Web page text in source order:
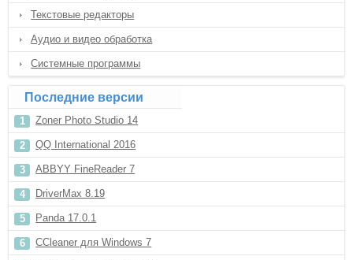
Текстовые редакторы
Аудио и видео обработка
Системные программы
Последние версии
Zoner Photo Studio 14
QQ International 2016
ABBYY FineReader 7
DriverMax 8.19
Panda 17.0.1
CCleaner для Windows 7